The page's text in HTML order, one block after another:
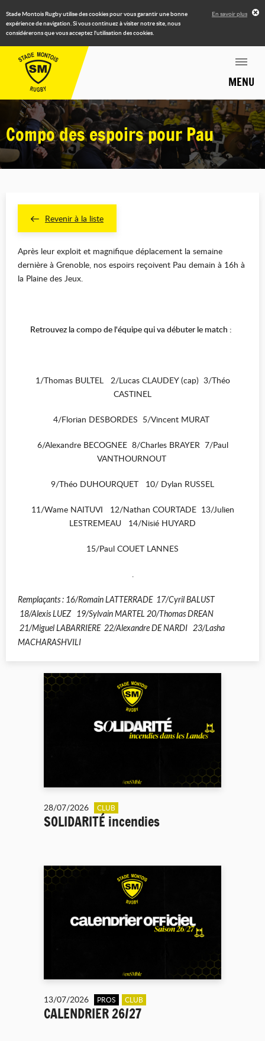
Stade Montois Rugby utilise des cookies pour vous garantir une bonne
expérience de navigation. Si vous continuez à visiter notre site, nous
considérerons que vous acceptez l'utilisation des cookies.
En savoir plus
MENU
Compo des espoirs pour Pau
Revenir à la liste
Après leur exploit et magnifique déplacement la semaine
dernière à Grenoble, nos espoirs reçoivent Pau demain à 16h à
la Plaine des Jeux.
Retrouvez la compo de l'équipe qui va débuter le match :
1/Thomas BULTEL 2/Lucas CLAUDEY (cap) 3/Théo
CASTINEL
4/Florian DESBORDES 5/Vincent MURAT
6/Alexandre BECOGNEE 8/Charles BRAYER 7/Paul
VANTHOURNOUT
9/Théo DUHOURQUET 10/ Dylan RUSSEL
11/Wame NAITUVI 12/Nathan COURTADE 13/Julien
LESTREMEAU 14/Nisié HUYARD
15/Paul COUET LANNES
.
Remplaçants : 16/Romain LATTERRADE 17/Cyril BALUST
18/Alexis LUEZ 19/Sylvain MARTEL 20/Thomas DREAN
21/Miguel LABARRIERE 22/Alexandre DE NARDI 23/Lasha
MACHARASHVILI
28/07/2026 CLUB
SOLIDARITÉ incendies
13/07/2026 PROS CLUB
CALENDRIER 26/27